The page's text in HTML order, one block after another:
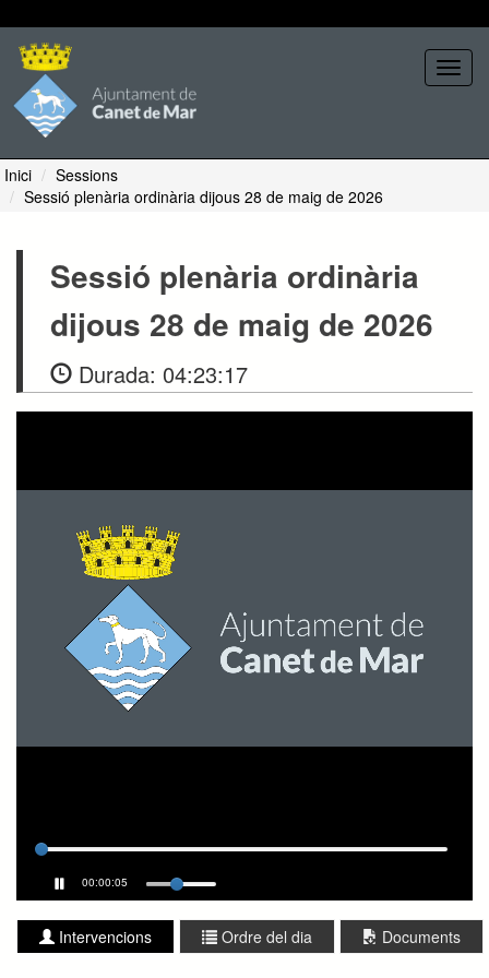
Inici
Sessions
Sessió plenària ordinària dijous 28 de maig de 2026
Sessió plenària ordinària
dijous 28 de maig de 2026
Durada: 04:23:17
00:00:05
Intervencions Ordre del dia Documents